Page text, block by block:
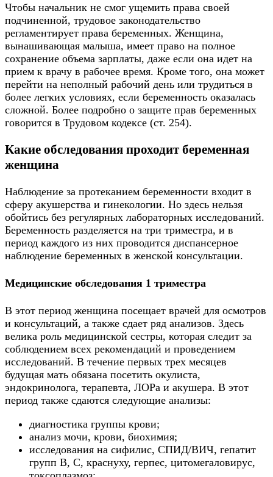
Чтобы начальник не смог ущемить права своей
подчиненной, трудовое законодательство
регламентирует права беременных. Женщина,
вынашивающая малыша, имеет право на полное
сохранение объема зарплаты, даже если она идет на
прием к врачу в рабочее время. Кроме того, она может
перейти на неполный рабочий день или трудиться в
более легких условиях, если беременность оказалась
сложной. Более подробно о защите прав беременных
говорится в Трудовом кодексе (ст. 254).
Какие обследования проходит беременная
женщина
Наблюдение за протеканием беременности входит в
сферу акушерства и гинекологии. Но здесь нельзя
обойтись без регулярных лабораторных исследований.
Беременность разделяется на три триместра, и в
период каждого из них проводится диспансерное
наблюдение беременных в женской консультации.
Медицинские обследования 1 триместра
В этот период женщина посещает врачей для осмотров
и консультаций, а также сдает ряд анализов. Здесь
велика роль медицинской сестры, которая следит за
соблюдением всех рекомендаций и проведением
исследований. В течение первых трех месяцев
будущая мать обязана посетить окулиста,
эндокринолога, терапевта, ЛОРа и акушера. В этот
период также сдаются следующие анализы:
диагностика группы крови;
анализ мочи, крови, биохимия;
исследования на сифилис, СПИД/ВИЧ, гепатит
групп В, С, краснуху, герпес, цитомегаловирус,